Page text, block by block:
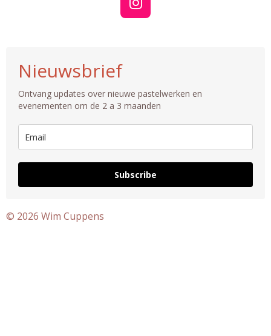
I
n
r
a
m
Nieuwsbrief
Ontvang updates over nieuwe pastelwerken en
evenementen om de 2 a 3 maanden
Subscribe
© 2026 Wim Cuppens